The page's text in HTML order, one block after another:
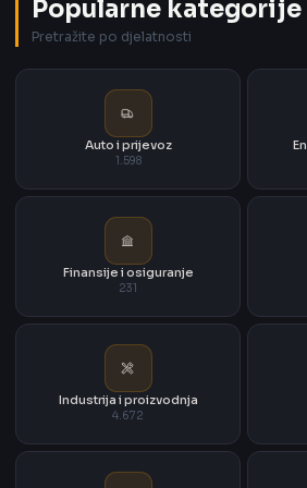
Popularne kategorije
Pretražite po djelatnosti
Auto i prijevoz
1.598
Finansije i osiguranje
231
Industrija i proizvodnja
4.672